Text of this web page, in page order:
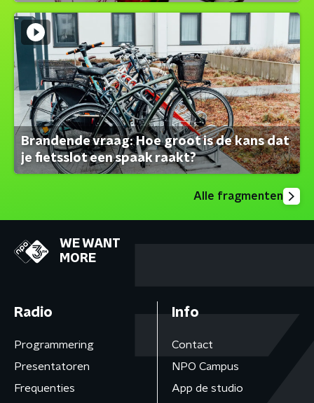
Brandende vraag: Hoe groot is de kans dat
je fietsslot een spaak raakt?
Alle fragmenten
WE WANT
MORE
Radio
Programmering
Presentatoren
Frequenties
Info
Contact
NPO Campus
App de studio